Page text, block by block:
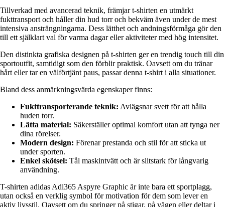
Tillverkad med avancerad teknik, främjar t-shirten en utmärkt
fukttransport och håller din hud torr och bekväm även under de mest
intensiva ansträngningarna. Dess lätthet och andningsförmåga gör den
till ett själklart val för varma dagar eller aktiviteter med hög intensitet.
Den distinkta grafiska designen på t-shirten ger en trendig touch till din
sportoutfit, samtidigt som den förblir praktisk. Oavsett om du tränar
hårt eller tar en välförtjänt paus, passar denna t-shirt i alla situationer.
Bland dess anmärkningsvärda egenskaper finns:
Fukttransporterande teknik: Avlägsnar svett för att hålla
huden torr.
Lätta material: Säkerställer optimal komfort utan att tynga ner
dina rörelser.
Modern design: Förenar prestanda och stil för att sticka ut
under sporten.
Enkel skötsel: Tål maskintvätt och är slitstark för långvarig
användning.
T-shirten adidas Adi365 Aspyre Graphic är inte bara ett sportplagg,
utan också en verklig symbol för motivation för dem som lever en
aktiv livsstil. Oavsett om du springer på stigar, på vägen eller deltar i